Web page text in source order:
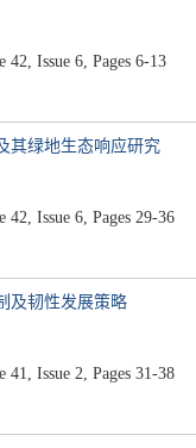
Issue 6, Pages 6-13
其绿地生态响应研究
Issue 6, Pages 29-36
及韧性发展策略
Issue 2, Pages 31-38